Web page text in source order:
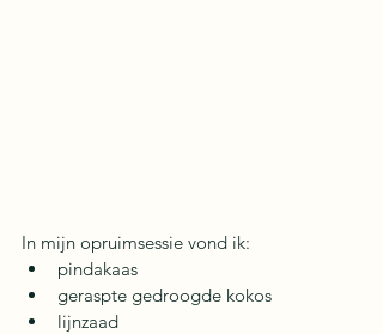
In mijn opruimsessie vond ik:
pindakaas
geraspte gedroogde kokos
lijnzaad